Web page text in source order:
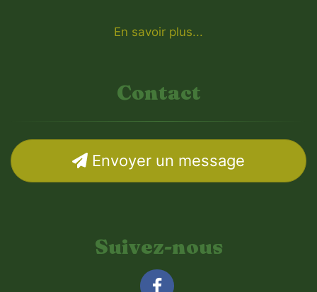
En savoir plus...
Contact
Envoyer un message
Suivez-nous